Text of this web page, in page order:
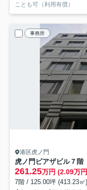
ことも可（利用有償）
事務所
港区虎ノ門
虎ノ門ピアザビル７階
261.25万円 (2.09万
7階 / 125.00坪 (413.23